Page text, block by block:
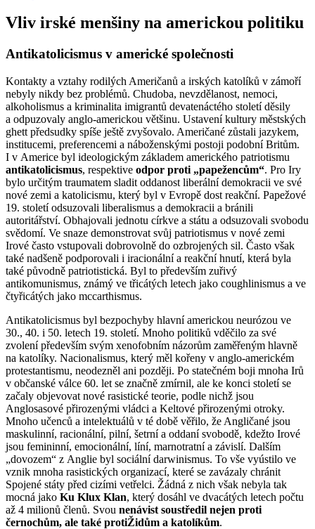
Vliv irské menšiny na americkou politiku
Antikatolicismus v americké společnosti
Kontakty a vztahy rodilých Američanů a irských katolíků v zámoří
nebyly nikdy bez problémů. Chudoba, nevzdělanost, nemoci,
alkoholismus a kriminalita imigrantů devatenáctého století děsily
a odpuzovaly anglo-americkou většinu. Ustavení kultury městských
ghett předsudky spíše ještě zvyšovalo. Američané zůstali jazykem,
institucemi, preferencemi a náboženskými postoji podobní Britům.
I v Americe byl ideologickým základem amerického patriotismu
antikatolicismus, respektive odpor proti „papežencům“. Pro Iry
bylo určitým traumatem sladit oddanost liberální demokracii ve své
nové zemi a katolicismu, který byl v Evropě dost reakční. Papežové
19. století odsuzovali liberalismus a demokracii a bránili
autoritářství. Obhajovali jednotu církve a státu a odsuzovali svobodu
svědomí. Ve snaze demonstrovat svůj patriotismus v nové zemi
Irové často vstupovali dobrovolně do ozbrojených sil. Často však
také nadšeně podporovali i iracionální a reakční hnutí, která byla
také původně patriotistická. Byl to především zuřivý
antikomunismus, známý ve třicátých letech jako coughlinismus a ve
čtyřicátých jako mccarthismus.
Antikatolicismus byl bezpochyby hlavní americkou neurózou ve
30., 40. i 50. letech 19. století. Mnoho politiků vděčilo za své
zvolení především svým xenofobním názorům zaměřeným hlavně
na katolíky. Nacionalismus, který měl kořeny v anglo-americkém
protestantismu, neodezněl ani později. Po statečném boji mnoha Irů
v občanské válce 60. let se značně zmírnil, ale ke konci století se
začaly objevovat nové rasistické teorie, podle nichž jsou
Anglosasové přirozenými vládci a Keltové přirozenými otroky.
Mnoho učenců a intelektuálů v té době věřilo, že Angličané jsou
maskulinní, racionální, pilní, šetrní a oddaní svobodě, kdežto Irové
jsou femininní, emocionální, líní, marnotratní a závislí. Dalším
„dovozem“ z Anglie byl sociální darwinismus. To vše vyústilo ve
vznik mnoha rasistických organizací, které se zavázaly chránit
Spojené státy před cizími vetřelci. Žádná z nich však nebyla tak
mocná jako Ku Klux Klan, který dosáhl ve dvacátých letech počtu
až 4 milionů členů. Svou nenávist soustředil nejen proti
černochům, ale také protiŽidům a katolíkům.